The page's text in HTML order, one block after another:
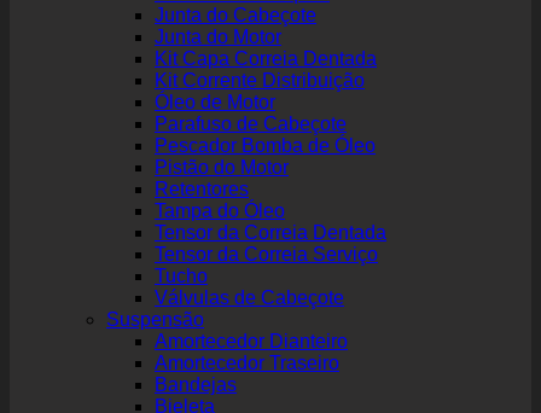
Junta do Cabeçote
Junta do Motor
Kit Capa Correia Dentada
Kit Corrente Distribuição
Óleo de Motor
Parafuso de Cabeçote
Pescador Bomba de Óleo
Pistão do Motor
Retentores
Tampa do Óleo
Tensor da Correia Dentada
Tensor da Correia Serviço
Tucho
Válvulas de Cabeçote
Suspensão
Amortecedor Dianteiro
Amortecedor Traseiro
Bandejas
Bieleta